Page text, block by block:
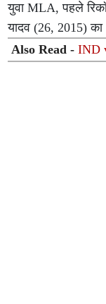
युवा MLA, पहले
यादव (26, 2015) का
Also Read -IND
चलेगा जादू?